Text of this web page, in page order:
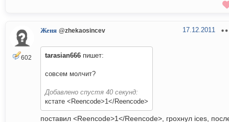
602
Женя @zhekaosincev 17.12.2011
tarasian666 пишет:
совсем молчит?
Добавлено спустя 40 секунд:
кстате <Reencode>1</Reencode>
поставил <Reencode>1</Reencode>, грохнул ices,